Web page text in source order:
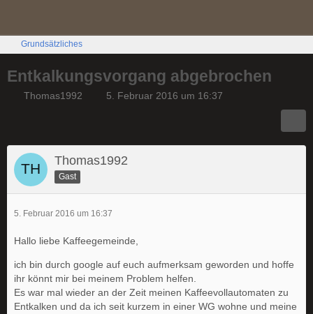
Grundsätzliches
Entkalkungsvorgang abgebrochen
Thomas1992 5. Februar 2016 um 16:37
Thomas1992
Gast
5. Februar 2016 um 16:37
Hallo liebe Kaffeegemeinde,
ich bin durch google auf euch aufmerksam geworden und hoffe
ihr könnt mir bei meinem Problem helfen.
Es war mal wieder an der Zeit meinen Kaffeevollautomaten zu
Entkalken und da ich seit kurzem in einer WG wohne und meine